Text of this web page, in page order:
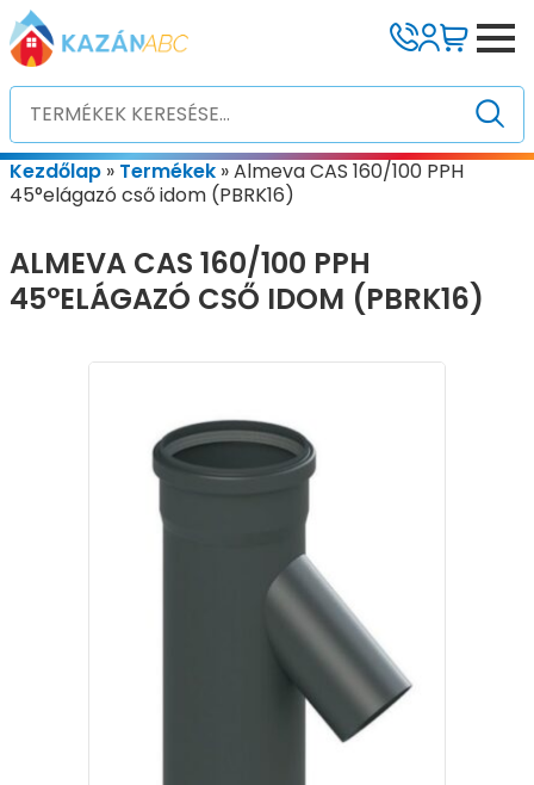
Kezdőlap » Termékek »Almeva CAS 160/100 PPH
45°elágazó cső idom (PBRK16)
ALMEVA CAS 160/100 PPH
45°ELÁGAZÓ CSŐ IDOM (PBRK16)